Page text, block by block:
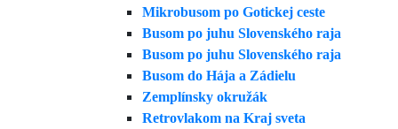
Mikrobusom po Gotickej ceste
Busom po juhu Slovenského raja
Busom po juhu Slovenského raja
Busom do Hája a Zádielu
Zemplínsky okružák
Retrovlakom na Kraj sveta